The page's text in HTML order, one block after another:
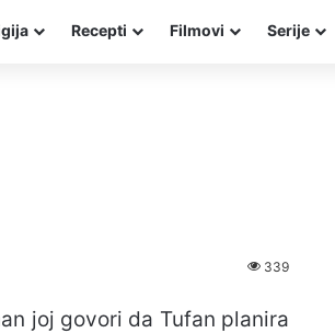
Recepti Filmovi Serije
339
joj govori da Tufan planira